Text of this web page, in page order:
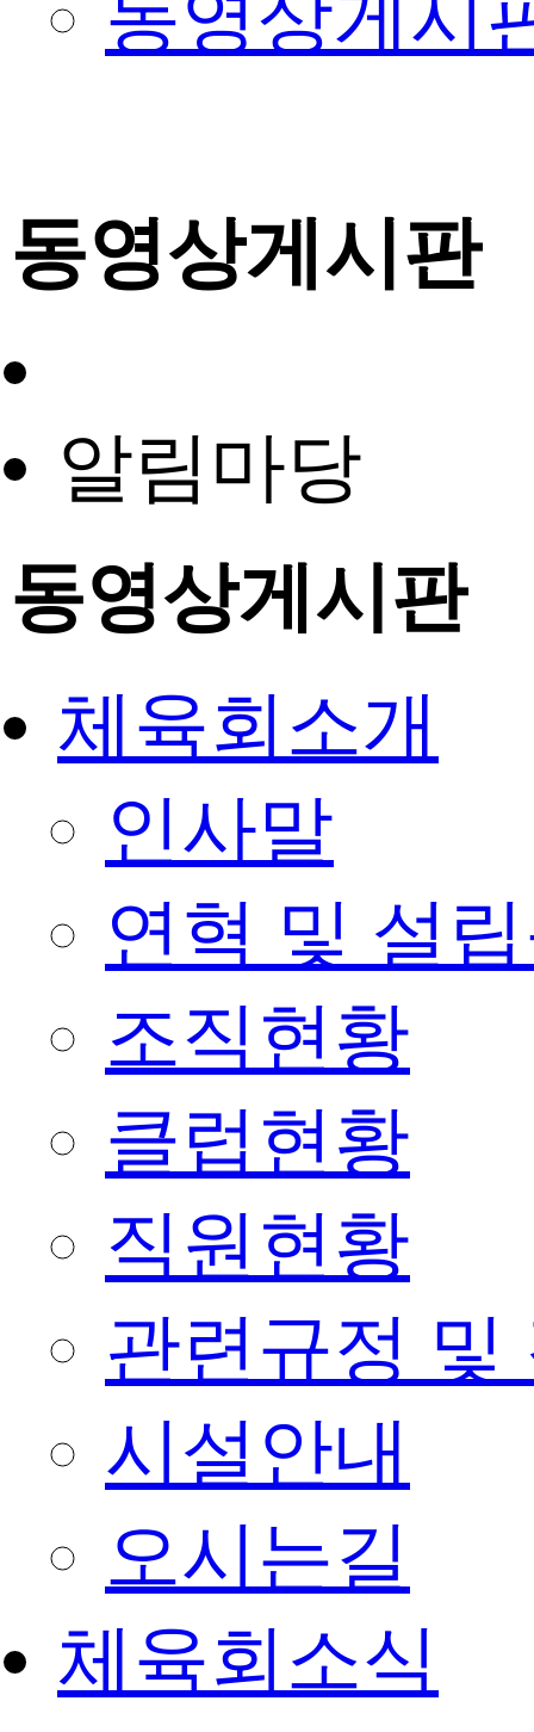
동영상게시
동영상게시판
알림마당
동영상게시판
체육회소개
인사말
연혁 및 설
조직현황
클럽현황
직원현황
관련규정 및
시설안내
오시는길
체육회소식